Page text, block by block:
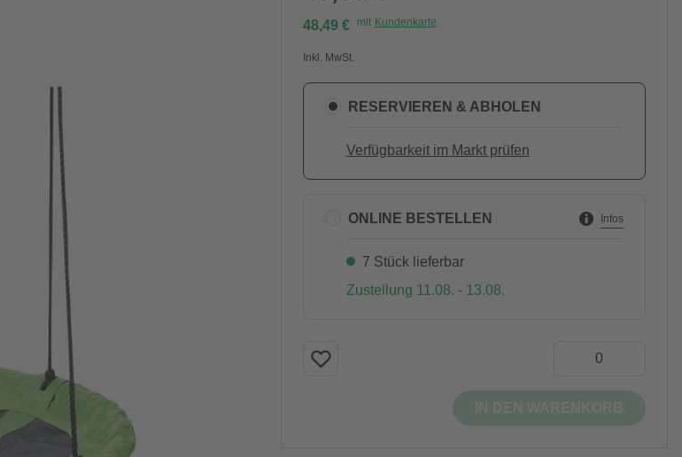
48,49 € mit Kundenkarte
Inkl. MwSt.
RESERVIEREN & ABHOLEN
Verfügbarkeit im Markt prüfen
ONLINE BESTELLEN Infos
7 Stück lieferbar
Zustellung 11.08. - 13.08.